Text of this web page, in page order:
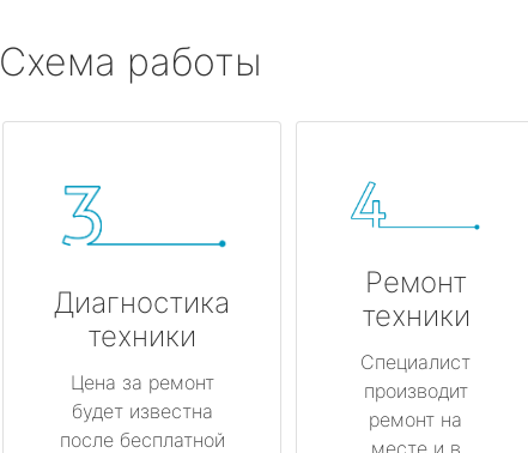
Схема работы
Диагностика
техники
Цена за ремонт
будет известна
после бесплатной
Ремонт
техники
Специалист
производит
ремонт на